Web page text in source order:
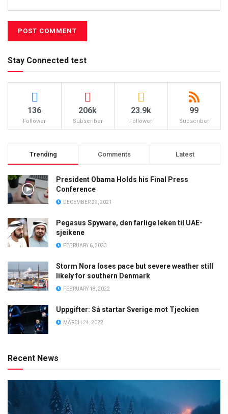
Stay Connected test
136
Follower
206k
Subscriber
23.9k
Follower
99
Subscriber
Trending Comments Latest
President Obama Holds his Final Press
Conference
DECEMBER 29, 2021
Pegasus Spyware, den farlige leken til UAE-
sjeikene
FEBRUARY 6, 2023
Storm Nora loses pace but severe weather still
likely for southern Denmark
FEBRUARY 18, 2022
Uppgifter: Så startar Sverige mot Tjeckien
MARCH 24, 2022
Recent News